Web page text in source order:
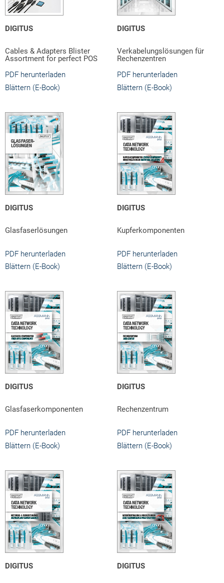
DIGITUS
Cables & Adapters Blister
Assortment for perfect POS
PDF herunterladen
Blättern (E-Book)
DIGITUS
Verkabelungslösungen für
Rechenzentren
PDF herunterladen
Blättern (E-Book)
DIGITUS
Glasfaserlösungen
PDF herunterladen
Blättern (E-Book)
DIGITUS
Kupferkomponenten
PDF herunterladen
Blättern (E-Book)
DIGITUS
Glasfaserkomponenten
PDF herunterladen
Blättern (E-Book)
DIGITUS
Rechenzentrum
PDF herunterladen
Blättern (E-Book)
DIGITUS DIGITUS